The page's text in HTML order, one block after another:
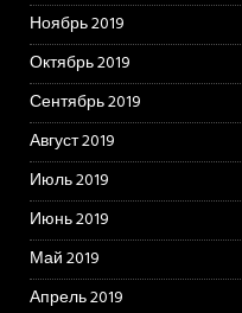
Ноябрь 2019
Октябрь 2019
Сентябрь 2019
Август 2019
Июль 2019
Июнь 2019
Май 2019
Апрель 2019